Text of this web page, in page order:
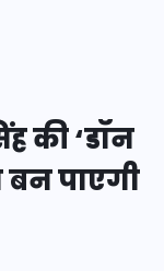
की ‘डॉन
पाएगी